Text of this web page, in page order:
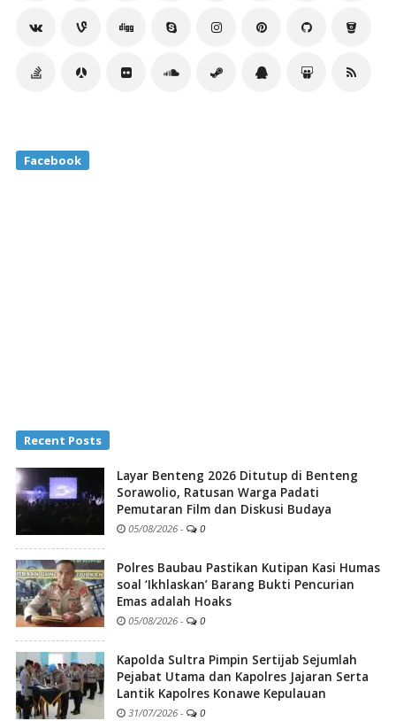
Facebook
Recent Posts
Layar Benteng 2026 Ditutup di Benteng
Sorawolio, Ratusan Warga Padati
Pemutaran Film dan Diskusi Budaya
05/08/2026 - 0
Polres Baubau Pastikan Kutipan Kasi Humas
soal ‘Ikhlaskan’ Barang Bukti Pencurian
Emas adalah Hoaks
05/08/2026 - 0
Kapolda Sultra Pimpin Sertijab Sejumlah
Pejabat Utama dan Kapolres Jajaran Serta
Lantik Kapolres Konawe Kepulauan
31/07/2026 - 0